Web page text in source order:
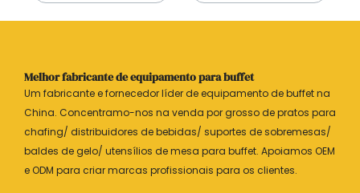
Melhor fabricante de equipamento para buffet
Um fabricante e fornecedor líder de equipamento de buffet na
China. Concentramo-nos na venda por grosso de pratos para
chafing/ distribuidores de bebidas/ suportes de sobremesas/
baldes de gelo/ utensílios de mesa para buffet. Apoiamos OEM
e ODM para criar marcas profissionais para os clientes.